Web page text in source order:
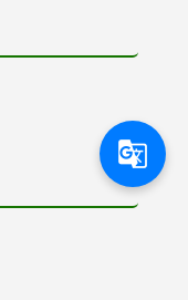
g_translate